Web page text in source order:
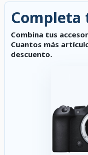
Combina tus
Cuantos más
descuento.